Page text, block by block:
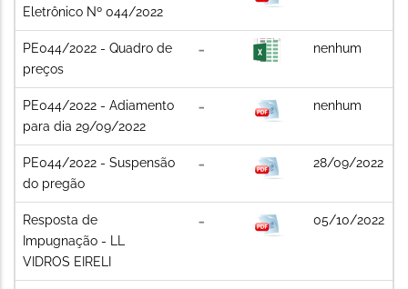
Eletrônico Nº 044/2022
PE044/2022 - Quadro de
preços
nenhum
PE044/2022 - Adiamento
para dia 29/09/2022
nenhum
PE044/2022 - Suspensão
do pregão
28/09/2022
Resposta de
Impugnação - LL
VIDROS EIRELI
05/10/2022